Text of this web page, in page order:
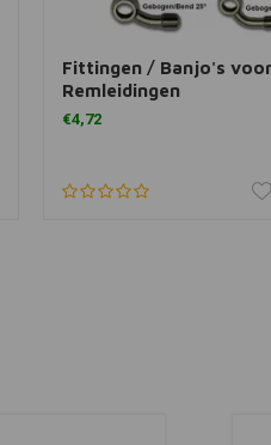
View more
Fittingen / Banjo's voor
Remleidingen
€4,72